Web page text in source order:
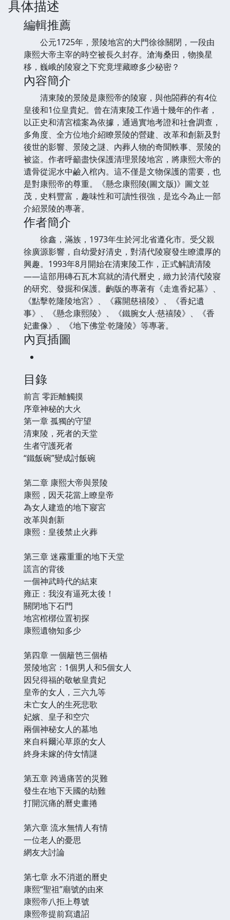
具体描述
編輯推薦
公元1725年，景陵地宮的大門徐徐關閉，一段由
康熙大帝主宰的時空被長久封存。滄海桑田，物換星
移，巍峨的陵寢之下究竟埋藏瞭多少秘密？
內容簡介
清東陵的景陵是康熙帝的陵寢，與他閤葬的有4位
皇後和1位皇貴妃。曾在清東陵工作過十幾年的作者，
以正史和清宮檔案為依據，通過實地考證和社會調查，
多角度、全方位地介紹瞭景陵的營建、改革和創新及對
後世的影響、景陵之謎、內葬人物的奇聞軼事、景陵的
被盜。作者呼籲盡快保護清理景陵地宮，將康熙大帝的
遺骨從泥水中鹼入棺內。這不僅是文物保護的需要，也
是對康熙帝的尊重。《懸念康熙陵(圖文版)》圖文並
茂，史料豐富，趣味性和可讀性很強，是迄今為止一部
介紹景陵的專著。
作者簡介
徐鑫，滿族，1973年生於河北省遵化市。受父親
徐廣源影響，自幼愛好清史，對清代陵寢發生瞭濃厚的
興趣。1993年8月開始在清東陵工作，正式解讀清陵
——這部用磚石瓦木寫就的清代曆史，緻力於清代陵寢
的研究、發掘和保護。齣版的專著有《走進香妃墓》、
《點擊乾隆陵地宮》、《霧開慈禧陵》、《香妃遺
事》、《懸念康熙陵》、《鐵腕女人·慈禧陵》、《香
妃畫像》、《地下佛堂·乾隆陵》等專著。
內頁插圖
目錄
前言 零距離觸摸
序章神秘的大火
第一章 孤獨的守望
清東陵，死者的天堂
生者守護死者
“鐵飯碗”變成討飯碗
第二章 康熙大帝與景陵
康熙，因天花當上瞭皇帝
為女人建造的地下寢宮
改革與創新
康熙：皇後禁止火葬
第三章 迷霧重重的地下天堂
謊言的背後
一個神武時代的結束
雍正：我沒有逼死太後！
關閉地下石門
地宮棺槨位置初探
康熙遺物知多少
第四章 一個籬笆三個樁
景陵地宮：1個男人和5個女人
因兒得福的敬敏皇貴妃
皇帝的女人，三六九等
未亡女人的生死悲歌
妃嬪、皇子和空穴
兩個神秘女人的墓地
來自科爾沁草原的女人
終身未嫁的侍女情謎
第五章 跨過痛苦的災難
發生在地下天國的劫難
打開沉痛的曆史畫捲
第六章 流水無情人有情
一位老人的憂思
網友大討論
第七章 永不消逝的曆史
康熙“聖祖”廟號的由來
康熙帝八拒上尊號
康熙帝提前寫遺詔